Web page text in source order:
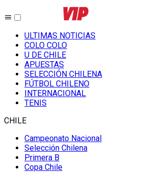
ULTIMAS NOTICIAS
COLO COLO
U DE CHILE
APUESTAS
SELECCIÓN CHILENA
FÚTBOL CHILENO
INTERNACIONAL
TENIS
CHILE
Campeonato Nacional
Selección Chilena
Primera B
Copa Chile